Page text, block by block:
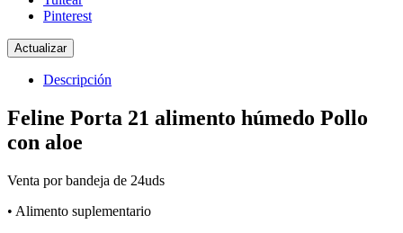
Pinterest
Descripción
Feline Porta 21 alimento húmedo Pollo
con aloe
Venta por bandeja de 24uds
• Alimento suplementario